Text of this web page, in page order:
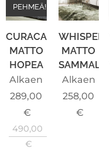
CURACAO
MATTO
HOPEA
PEHMEÄ!
Alkaen
289,00
€
490,00
€
WHISPER
MATTO
SAMMAL
Alkaen
258,00
€